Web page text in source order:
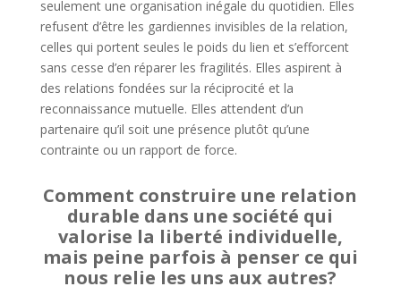
seulement une organisation inégale du quotidien. Elles
refusent d’être les gardiennes invisibles de la relation,
celles qui portent seules le poids du lien et s’efforcent
sans cesse d’en réparer les fragilités. Elles aspirent à
des relations fondées sur la réciprocité et la
reconnaissance mutuelle. Elles attendent d’un
partenaire qu’il soit une présence plutôt qu’une
contrainte ou un rapport de force.
Comment construire une relation
durable dans une société qui
valorise la liberté individuelle,
mais peine parfois à penser ce qui
nous relie les uns aux autres?